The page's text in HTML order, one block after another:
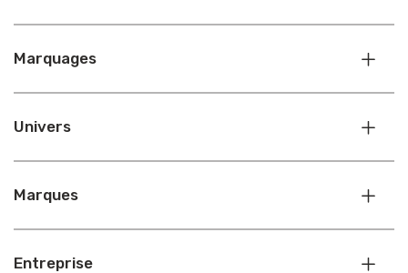
Marquages
Univers
Marques
Entreprise